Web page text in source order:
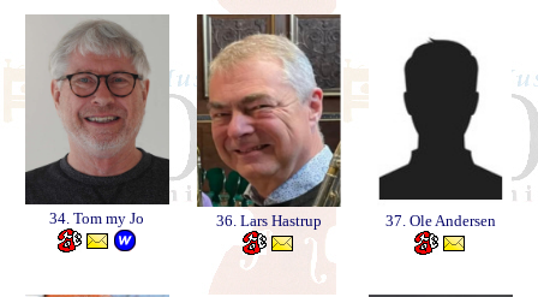
34. Tom my Jo 36. Lars Hastrup 37. Ole Andersen